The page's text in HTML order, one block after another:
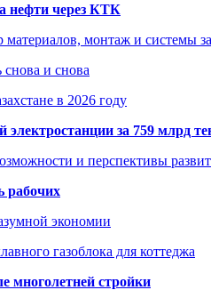
нефти через КТК
материалов, монтаж и системы
и снова
в 2026 году
за 759 млрд
и перспективы
рабочих
экономии
газоблока для коттеджа
многолетней стройки